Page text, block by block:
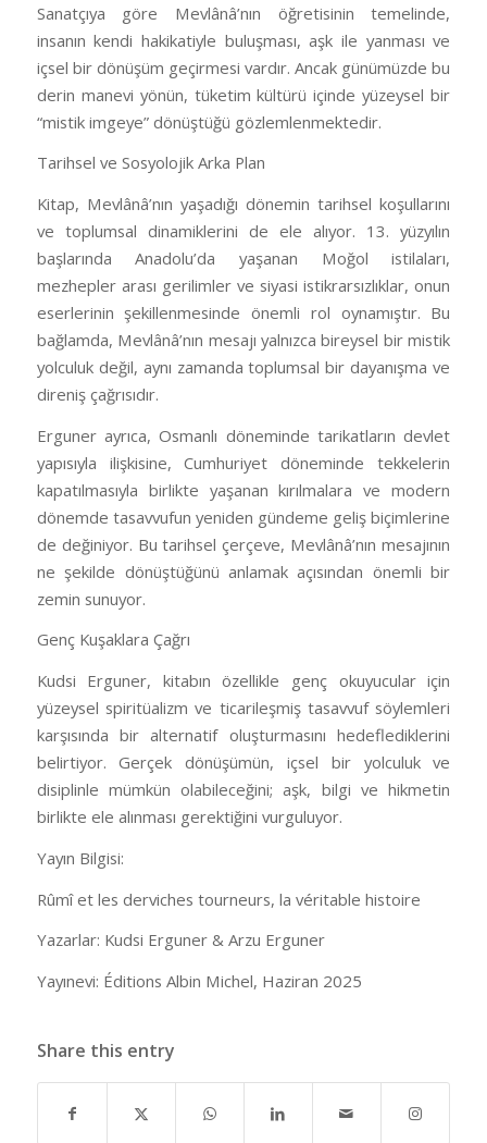
Sanatçıya göre Mevlânâ’nın öğretisinin temelinde,
insanın kendi hakikatiyle buluşması, aşk ile yanması ve
içsel bir dönüşüm geçirmesi vardır. Ancak günümüzde bu
derin manevi yönün, tüketim kültürü içinde yüzeysel bir
“mistik imgeye” dönüştüğü gözlemlenmektedir.
Tarihsel ve Sosyolojik Arka Plan
Kitap, Mevlânâ’nın yaşadığı dönemin tarihsel koşullarını
ve toplumsal dinamiklerini de ele alıyor. 13. yüzyılın
başlarında Anadolu’da yaşanan Moğol istilaları,
mezhepler arası gerilimler ve siyasi istikrarsızlıklar, onun
eserlerinin şekillenmesinde önemli rol oynamıştır. Bu
bağlamda, Mevlânâ’nın mesajı yalnızca bireysel bir mistik
yolculuk değil, aynı zamanda toplumsal bir dayanışma ve
direniş çağrısıdır.
Erguner ayrıca, Osmanlı döneminde tarikatların devlet
yapısıyla ilişkisine, Cumhuriyet döneminde tekkelerin
kapatılmasıyla birlikte yaşanan kırılmalara ve modern
dönemde tasavvufun yeniden gündeme geliş biçimlerine
de değiniyor. Bu tarihsel çerçeve, Mevlânâ’nın mesajının
ne şekilde dönüştüğünü anlamak açısından önemli bir
zemin sunuyor.
Genç Kuşaklara Çağrı
Kudsi Erguner, kitabın özellikle genç okuyucular için
yüzeysel spiritüalizm ve ticarileşmiş tasavvuf söylemleri
karşısında bir alternatif oluşturmasını hedeflediklerini
belirtiyor. Gerçek dönüşümün, içsel bir yolculuk ve
disiplinle mümkün olabileceğini; aşk, bilgi ve hikmetin
birlikte ele alınması gerektiğini vurguluyor.
Yayın Bilgisi:
Rûmî et les derviches tourneurs, la véritable histoire
Yazarlar: Kudsi Erguner & Arzu Erguner
Yayınevi: Éditions Albin Michel, Haziran 2025
Share this entry